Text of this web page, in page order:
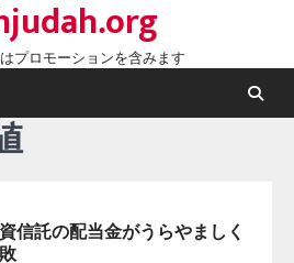
プロモーションを含みます
信託の配当金がうらやましく